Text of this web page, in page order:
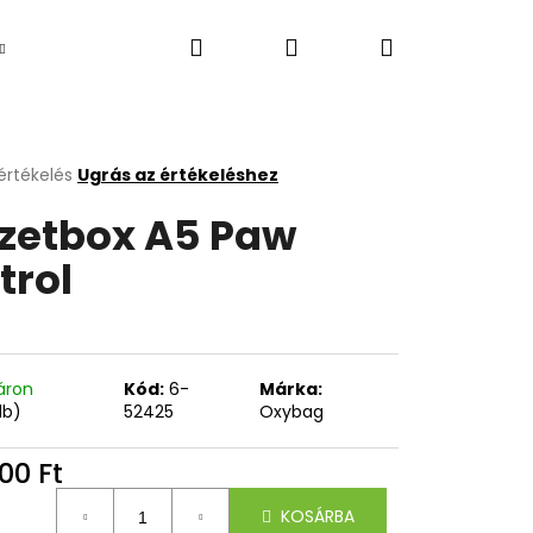
KeresésBejelentkezés
Kosár
Ugrás az értékeléshez
A5 Paw
Kód: 6-
52425
Márka:
Oxybag
Ft
KOSÁRBA
Következő